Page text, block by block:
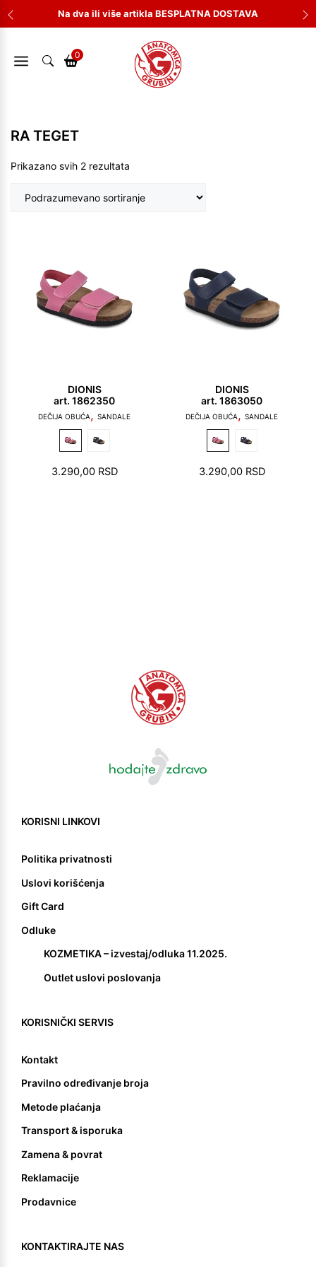
Skip
to
Na dva ili više artikla BESPLATNA DOSTAVA
0
RA TEGET
Prikazano svih 2 rezultata
DIONIS
art. 1862350
DEČIJA OBUĆA, SANDALE
3.290,00 RSD
DIONIS
art. 1863050
DEČIJA OBUĆA, SANDALE
3.290,00 RSD
KORISNI LINKOVI
Politika privatnosti
Uslovi korišćenja
Gift Card
Odluke
KOZMETIKA – izvestaj/odluka 11.2025.
Outlet uslovi poslovanja
KORISNIČKI SERVIS
Kontakt
Pravilno određivanje broja
Metode plaćanja
Transport & isporuka
Zamena & povrat
Reklamacije
Prodavnice
KONTAKTIRAJTE NAS